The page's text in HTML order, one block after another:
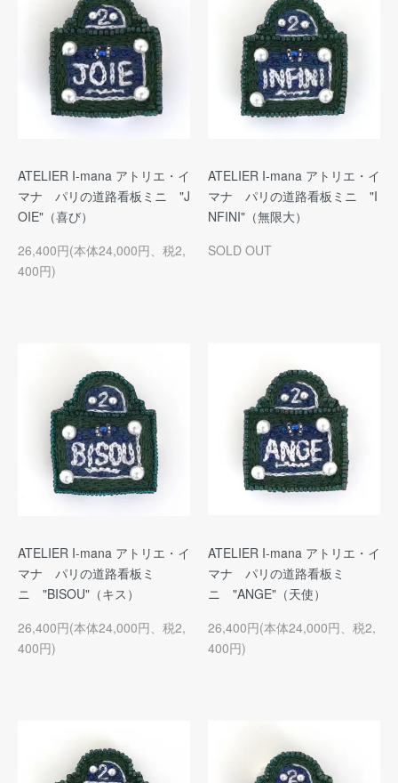
ATELIER I-mana アトリエ・イ
マナ パリの道路看板ミニ "J
OIE"（喜び）
26,400円(本体24,000円、税2,
400円)
ATELIER I-mana アトリエ・イ
マナ パリの道路看板ミニ "I
NFINI"（無限大）
SOLD OUT
ATELIER I-mana アトリエ・イ
マナ パリの道路看板ミ
ニ "BISOU"（キス）
26,400円(本体24,000円、税2,
400円)
ATELIER I-mana アトリエ・イ
マナ パリの道路看板ミ
ニ "ANGE"（天使）
26,400円(本体24,000円、税2,
400円)